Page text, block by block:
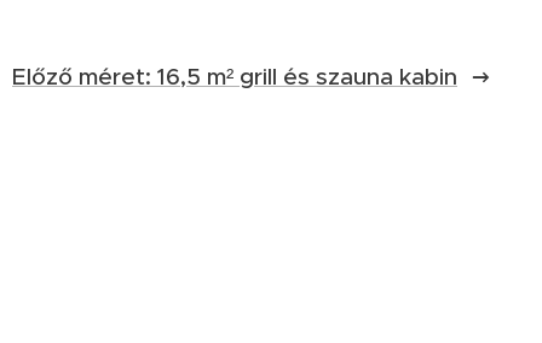
Előző méret: 16,5 m² grill és szauna kabin